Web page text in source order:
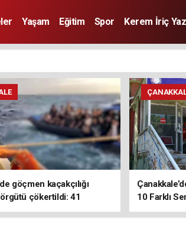
Yaşam Eğitim Spor Kerem İriç
göçmen kaçakçılığı
çökertildi: 41
10 Farklı